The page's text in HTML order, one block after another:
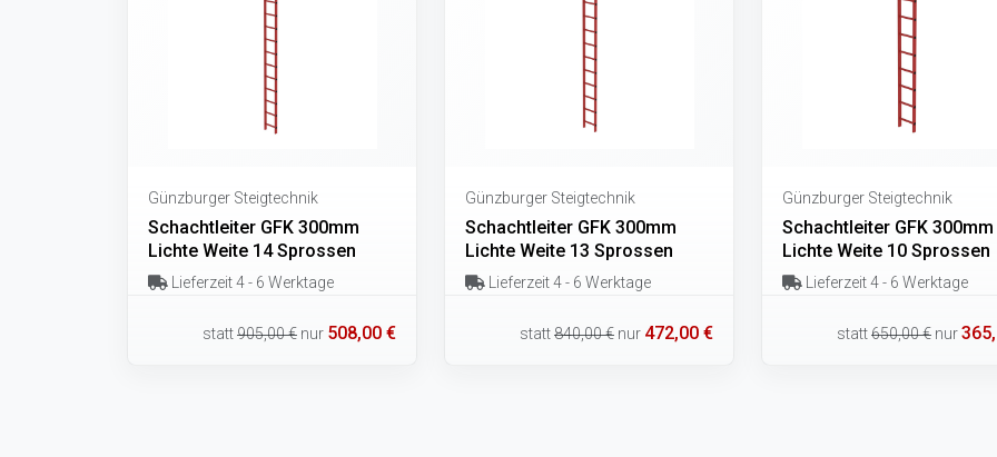
Günzburger Steigtechnik
Schachtleiter GFK 300mm
Lichte Weite 14 Sprossen
Lieferzeit 4 - 6 Werktage
statt905,00 € nur 508,00 €
Günzburger Steigtechnik
Schachtleiter GFK 300mm
Lichte Weite 13 Sprossen
Lieferzeit 4 - 6 Werktage
statt840,00 € nur 472,00 €
Günzburger Steigtechnik
Schachtleiter GFK 300mm
Lichte Weite 10 Sprossen
Lieferzeit 4 - 6 Werktage
statt650,00 € nur